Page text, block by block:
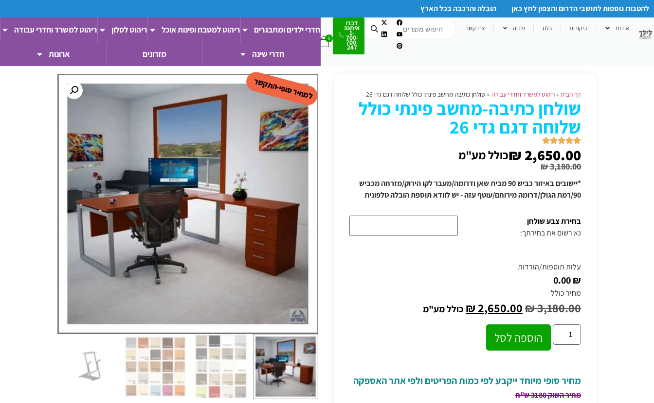
להטבות נוספות לתושבי הדרום והצפון לחץ כאן הובלה והרכבה בכל הארץ
אודות ביקורות בלוג מדיה צרו קשר
דברו
איתנו!
1-
700-
700-
247
חדרי ילדים ומתבגרים ריהוט למטבח ופינות אוכל ריהוט לסלון ריהוט למשרד וחדרי עבודה
חדרי שינה מזרונים ארונות
דף הבית »ריהוט למשרד וחדרי עבודה » שולחן כתיבה-מחשב פינתי כולל שלוחה דגם גדי 26
שולחן כתיבה-מחשב פינתי כולל
שלוחה דגם גדי 26
₪3,180.00
₪ 2,650.00 כולל מע"מ
*יישובים באיזור כביש 90 מבית שאן ודרומה/מעבר לקו הירוק/מזרחה מכביש
90/רמת הגולן/דרומה מירוחם/עוטף עזה - יש לוודא תוספת הובלה טלפונית
בחירת צבע שולחן
נא רשום את בחירתך:
עלות תוספות/הורדות
₪ 0.00
מחיר כולל
₪3,180.00
₪2,650.00 כולל מע"מ
הוספה לסל
מחיר סופי מיוחד ייקבע לפי כמות הפריטים ולפי אתר האספקה
מחיר השוק 3180 ש"ח
למחיר סופי-התקשר